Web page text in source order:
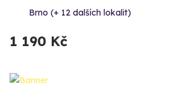
Brno (+ 12 dalších lokalit)
1 190 Kč